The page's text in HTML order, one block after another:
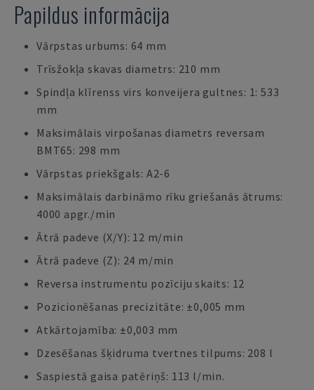
Papildus informācija
Vārpstas urbums: 64 mm
Trīsžokļa skavas diametrs: 210 mm
Spindļa klīrenss virs konveijera gultnes: 1: 533
mm
Maksimālais virpošanas diametrs reversam
BMT65: 298 mm
Vārpstas priekšgals: A2-6
Maksimālais darbināmo rīku griešanās ātrums:
4000 apgr./min
Ātrā padeve (X/Y): 12 m/min
Ātrā padeve (Z): 24 m/min
Reversa instrumentu pozīciju skaits: 12
Pozicionēšanas precizitāte: ±0,005 mm
Atkārtojamība: ±0,003 mm
Dzesēšanas šķidruma tvertnes tilpums: 208 l
Saspiestā gaisa patēriņš: 113 l/min.